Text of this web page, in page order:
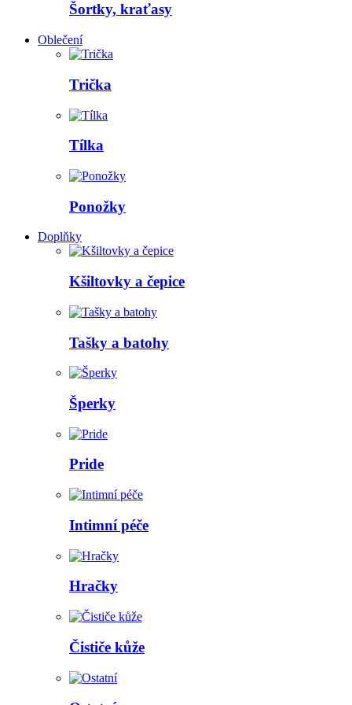
Šortky, kraťasy
Oblečení
Trička
Tílka
Ponožky
Doplňky
Kšiltovky a čepice
Tašky a batohy
Šperky
Pride
Intimní péče
Hračky
Čističe kůže